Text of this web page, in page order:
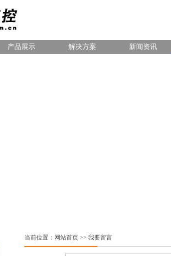
产品展示 解决方案 新闻资讯
当前位置： 网站首页 >> 我要留言